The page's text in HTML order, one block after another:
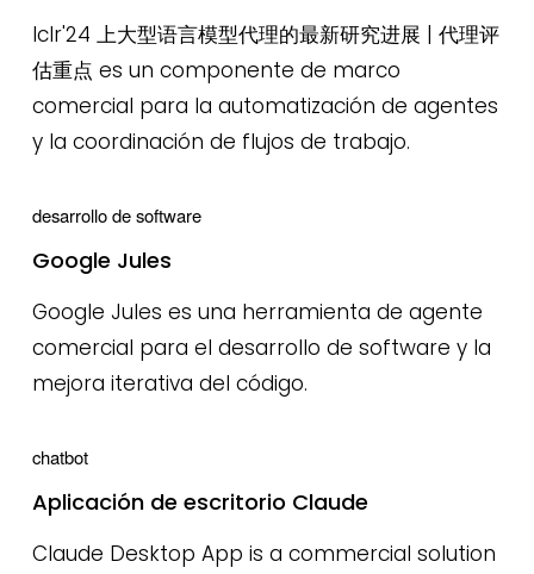
Iclr'24 上大型语言模型代理的最新研究进展 | 代理评
估重点 es un componente de marco
comercial para la automatización de agentes
y la coordinación de flujos de trabajo.
desarrollo de software
Google Jules
Google Jules es una herramienta de agente
comercial para el desarrollo de software y la
mejora iterativa del código.
chatbot
Aplicación de escritorio Claude
Claude Desktop App is a commercial solution